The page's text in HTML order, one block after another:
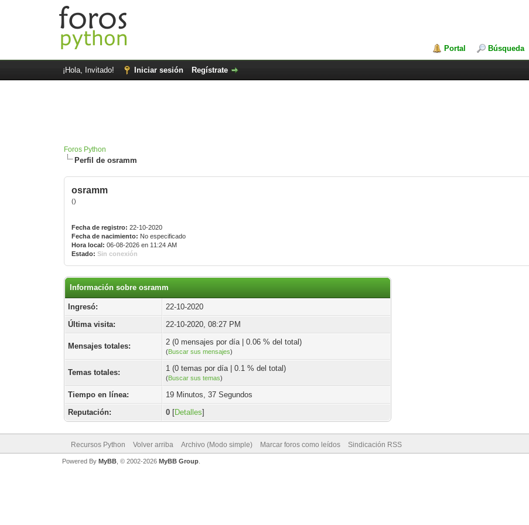
Portal Búsqueda
¡Hola, Invitado! Iniciar sesión Regístrate
Foros Python
Perfil de osramm
osramm
()
Fecha de registro: 22-10-2020
Fecha de nacimiento: No especificado
Hora local: 06-08-2026 en 11:24 AM
Estado: Sin conexión
Información sobre osramm
Ingresó:
22-10-2020
Última visita:
22-10-2020, 08:27 PM
Mensajes totales: 2 (0 mensajes por día | 0.06 % del total)
(Buscar sus mensajes)
Temas totales: 1 (0 temas por día | 0.1 % del total)
(Buscar sus temas)
Tiempo en línea:
19 Minutos, 37 Segundos
Reputación:
0 [Detalles]
Recursos Python Volver arriba Archivo (Modo simple) Marcar foros como leídos Sindicación RSS
Powered By MyBB, © 2002-2026 MyBB Group.